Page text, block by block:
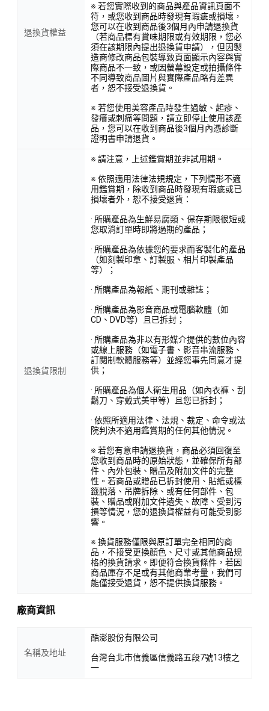
退換貨權益
※ 若您實際收到的商品與產品資訊頁面不
符，或您收到商品時發現有瑕疵或損壞，
您可以在收到商品後3個月內申請退換貨
（若商品標有賞味期限或有效期限，您必
須在該期限內提出退換貨申請），但因製
造商修改商品包裝導致頁面顯示內容與實
際商品不一致，或因螢幕設定或拍攝條件
不同導致商品圖片與實際產品略有差異
者，恕不接受退換貨。
※ 若您使用美容產品時發生過敏、起疹、
發癢或刺痛等問題，請立即停止使用該產
品，您可以在收到商品後3個月內憑診斷
證明書申請退貨。
退換貨限制
※ 請注意，上述鑑賞期並非試用期。
※ 依照適用法律法規規定，下列情形不適
用鑑賞期，除收到商品時發現有瑕疵或已
損壞者外，恕不接受退貨：
· 所購產品為生鮮易腐類、保存期限很短或
您取消訂單時即將過期的產品；
· 所購產品為依據您的要求而客製化的產品
（如刻製印章、訂製服、相片印製產品
等）；
· 所購產品為報紙、期刊或雜誌；
· 所購產品為影音商品或電腦軟體（如
CD、DVD等）且已拆封；
· 所購產品為非以有形媒介提供的數位內容
或線上服務（如電子書、影音串流服務、
訂閱制軟體服務等）並經您事先同意才提
供；
· 所購產品為個人衛生用品（如內衣褲、刮
鬍刀、穿戴式美甲等）且您已拆封；
· 依照所適用法律、法規、裁定、命令或法
院判決不適用鑑賞期的任何其他情況。
※ 若您有意申請退換貨，商品必須回復至
您收到商品時的原始狀態，並確保所有部
件、內外包裝、贈品及附加文件的完整
性。若商品或贈品已拆封使用、貼紙或標
籤脫落、吊牌拆除、或有任何部件、包
裝、贈品或附加文件遺失、故障、受到污
損等情況，您的退換貨權益有可能受到影
響。
※ 換貨服務僅限與原訂單完全相同的商
品，不接受更換顏色、尺寸或其他商品規
格的換貨請求。即便符合換貨條件，若因
商品庫存不足或有其他商業考量，我們可
能僅接受退貨，恕不提供換貨服務。
廠商資訊
名稱及地址
酷澎股份有限公司
台灣台北市信義區信義路五段7號13樓之
一